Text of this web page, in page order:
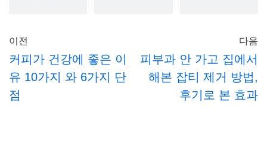
이전
커피가 건강에 좋은 이
유 10가지 와 6가지 단
점
다음
피부과 안 가고 집에서
해본 잡티 제거 방법,
후기로 본 효과